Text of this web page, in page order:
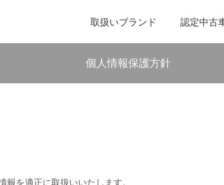
取扱いブランド 認定中古
個人情報保護方針
を適正に取扱いいたします。